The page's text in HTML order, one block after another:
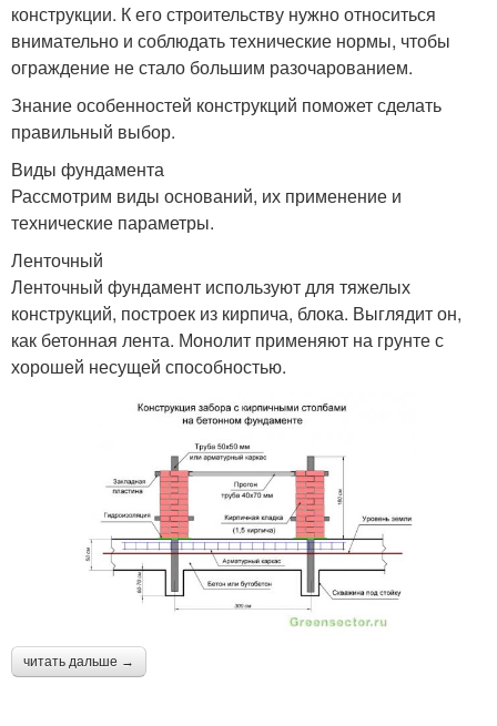
конструкции. К его строительству нужно относиться
внимательно и соблюдать технические нормы, чтобы
ограждение не стало большим разочарованием.
Знание особенностей конструкций поможет сделать
правильный выбор.
Виды фундамента
Рассмотрим виды оснований, их применение и
технические параметры.
Ленточный
Ленточный фундамент используют для тяжелых
конструкций, построек из кирпича, блока. Выглядит он,
как бетонная лента. Монолит применяют на грунте с
хорошей несущей способностью.
читать дальше →